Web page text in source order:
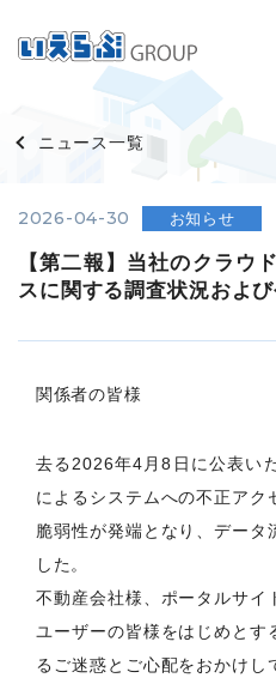
ニュース一覧
2026-04-30 お知らせ
【第二報】当社のクラウ
スに関する調査状況およ
関係者の皆様
去る2026年4月8日に公表い
によるシステムへの不正アク
脆弱性が発端となり、データ
した。
不動産会社様、ポータルサイ
ユーザーの皆様をはじめとす
るご迷惑とご心配をおかけし